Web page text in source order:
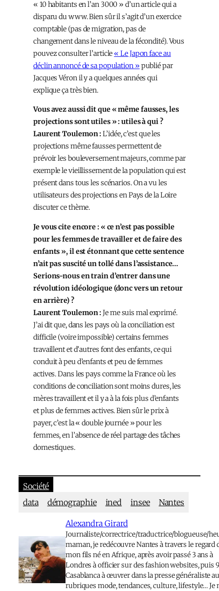
« 10 habitants en l’an 3000 » d’un article qui a
disparu du www. Bien sûr il s’agit d’un exercice
comptable (pas de migration, pas de
changement dans le niveau de la fécondité). Vous
pouvez consulter l’article « Le Japon face au
déclin annoncé de sa population » publié par
Jacques Véron il y a quelques années qui
explique ça très bien.
Vous avez aussi dit que « même fausses, les
projections sont utiles » : utiles à qui ?
Laurent Toulemon :L’idée, c’est que les
projections même fausses permettent de
prévoir les bouleversement majeurs, comme par
exemple le vieillissement de la population qui est
présent dans tous les scénarios. On a vu les
utilisateurs des projections en Pays de la Loire
discuter ce thème.
Je vous cite encore : « ce n’est pas possible
pour les femmes de travailler et de faire des
enfants », il est étonnant que cette sentence
n’ait pas suscité un tollé dans l’assistance…
Serions-nous en train d’entrer dans une
révolution idéologique (donc vers un retour
en arrière) ?
Laurent Toulemon :Je me suis mal exprimé.
J’ai dit que, dans les pays où la conciliation est
difficile (voire impossible) certains femmes
travaillent et d’autres font des enfants, ce qui
conduit à peu d’enfants et peu de femmes
actives. Dans les pays comme la France où les
conditions de conciliation sont moins dures, les
mères travaillent et il y a à la fois plus d’enfants
et plus de femmes actives. Bien sûr le prix à
payer, c’est la « double journée » pour les
femmes, en l’absence de réel partage des tâches
domestiques.
Société
data
démographie ined insee Nantes
Alexandra Girard
Journaliste/correctrice/traductrice/blogueuse/
maman, je redécouvre Nantes à travers le regard
mon fils né en Afrique, après avoir passé 3 ans à
Londres à officier sur des fashion websites, puis
Casablanca à œuvrer dans la presse généraliste
rubriques mode, tendances, culture, lifestyle… Je